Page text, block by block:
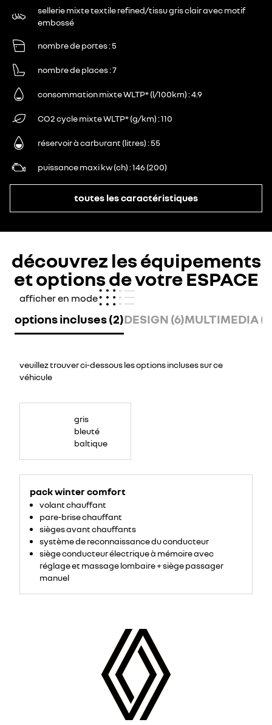
sellerie mixte textile refined/tissu gris clair avec motif
embossé
nombre de portes 5
nombre de places 7
consommation mixte WLTP* (l/100km) 4.9
CO2 cycle mixte WLTP* (g/km) 110
réservoir à carburant (litres) 55
puissance maxi kw (ch) 146 (200)
toutes les caractéristiques
découvrez les équipements
et options de votre ESPACE
afficher en mode
options incluses (2)DESIGN (6)MULTIMEDIA
veuillez trouver ci-dessous les options incluses sur ce
véhicule
gris
bleuté
baltique
pack winter comfort
volant chauffant
pare-brise chauffant
sièges avant chauffants
système de reconnaissance du conducteur
siège conducteur électrique à mémoire avec
réglage et massage lombaire + siège passager
manuel